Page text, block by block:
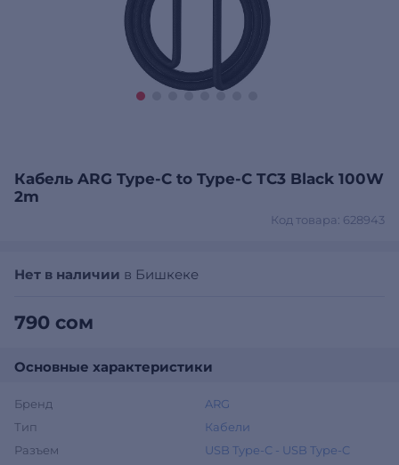
Кабель ARG Type-C to Type-C TC3 Black 100W
2m
Код товара: 628943
Нет в наличии в Бишкеке
790 сом
Основные характеристики
Бренд
ARG
Тип
Кабели
Разъем
USB Type-C - USB Type-C